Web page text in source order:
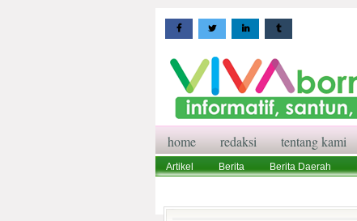
home redaksi tentang kami
Artikel Berita Berita Daerah